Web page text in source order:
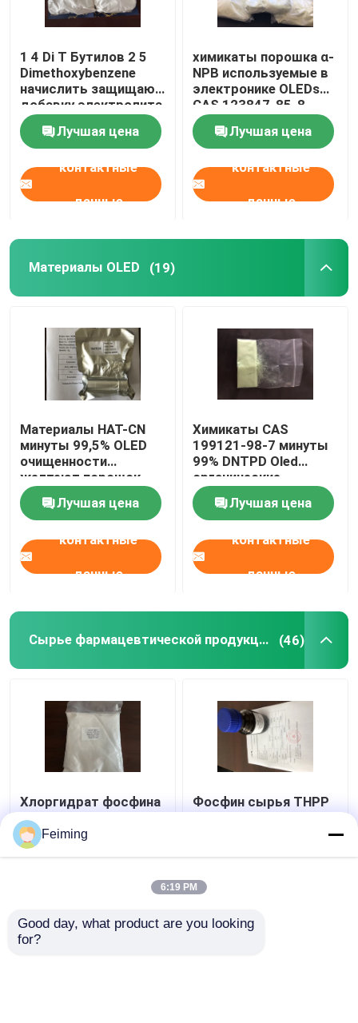
1 4 Di T Бутилов 2 5
Dimethoxybenzene
начислить защищают
добавку электролита
Лучшая цена
контактные
данные
химикаты порошка α-
NPB используемые в
электронике OLEDs
CAS 123847-85-8
Лучшая цена
контактные
данные
Материалы OLED (19)
Материалы HAT-CN
минуты 99,5% OLED
очищенности
желтеют порошок
CAS 105598-27-4
Лучшая цена
контактные
данные
Химикаты CAS
199121-98-7 минуты
99% DNTPD Oled
органические
материальные Oled
очищенности
Лучшая цена
контактные
данные
Сырье фармацевтической продукции (46)
Хлоргидрат фосфина
HCL Tris CAS 51805-
45-9 TCEP (2-
Carboxyethyl)
Фосфин сырья THPP
Hydroxypropyl)
Feiming
6:19 PM
Good day, what product are you looking
for?